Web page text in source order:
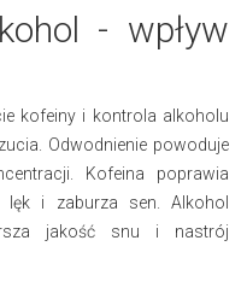
- wpływ
kofeiny i kontrola alkoholu
Odwodnienie powoduje
Kofeina poprawia
i zaburza sen. Alkohol
jakość snu i nastrój